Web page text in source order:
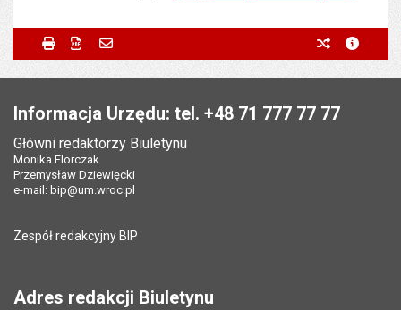
Metryczka
Odpowiedzialny za treść:
Małgorzata Sawczak
Ostatnio zaktualizował:
Data ostatniej aktualizacji:
Powiadom znajomego
Powiadom znajomego
Twoje imię i nazwisko
Twój adres e-mail Pole wymagane
Tytuł e-mailaPole wymagane
*
Adres e-mail znajomego
Pytanie antyspamowe
Drukuj Zapisz do PDF poprzednie
Informacja Urzędu: tel. +48 71 777 77 77
Główni redaktorzy Biuletynu
Monika Florczak
Przemysław Dziewięcki
e-mail: bip@um.wroc.pl
Zespół redakcyjny BIP
Adres redakcji Biuletynu